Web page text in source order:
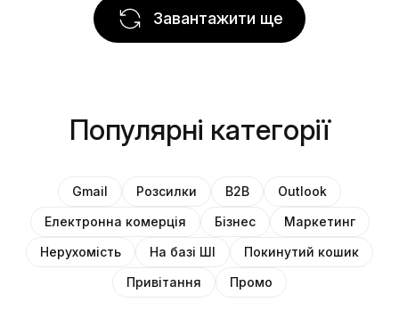
Завантажити ще
Популярні категорії
Gmail Розсилки B2B
Outlook
Електронна комерція
Бізнес
Маркетинг
Нерухомість
На базі ШІ
Покинутий кошик
Привітання
Промо